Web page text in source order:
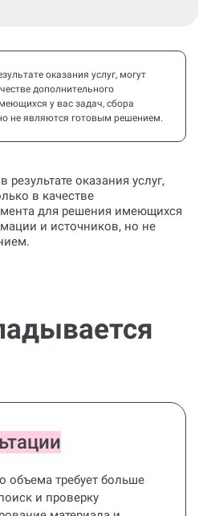
оказания услуг, могут
дополнительного
у вас задач, сбора
не являются готовым решением.
оказания услуг,
в качестве
для решения имеющихся
и источников, но не
объема требует больше
и проверку